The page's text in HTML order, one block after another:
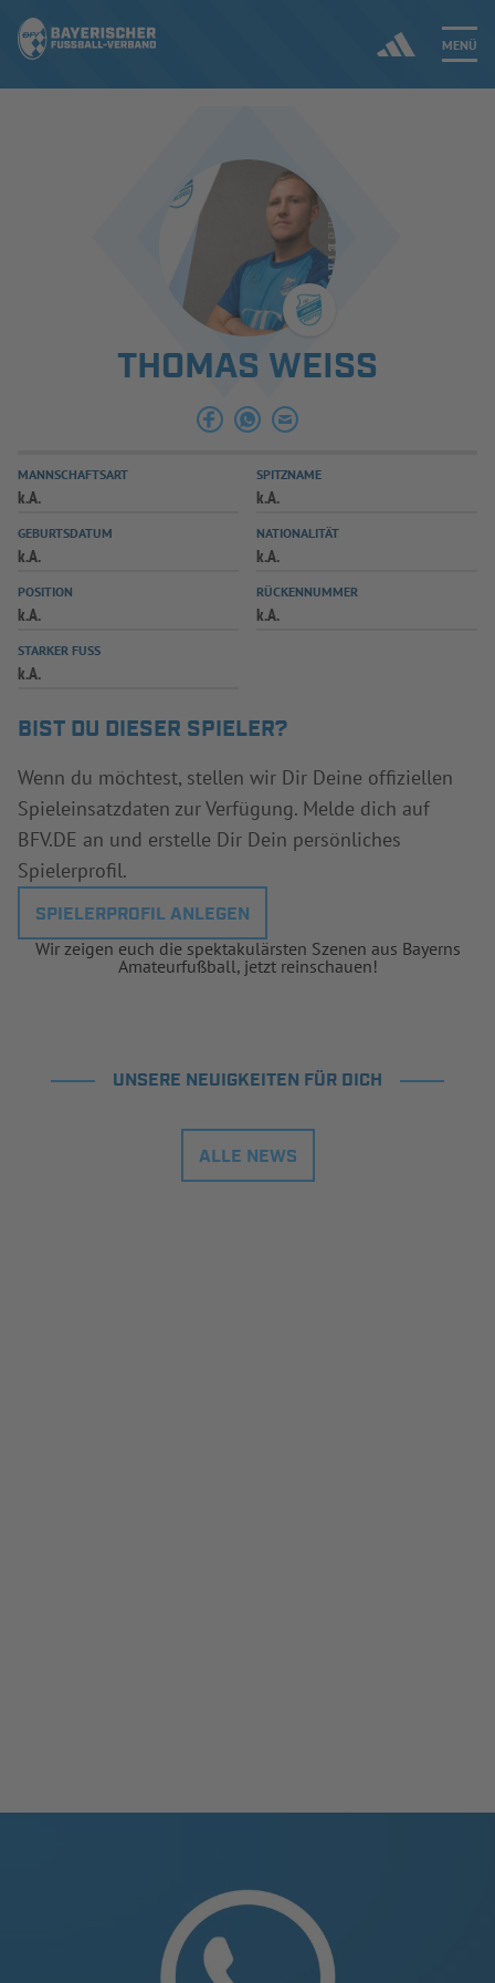
MENÜ
ERGEBNISSE & WETTBEWERBE
SPIELBETRIEB & VERBANDSLEBEN
AUSBILDUNG & FÖRDERUNG
SPIELPLUS
THOMAS WEISS
MANNSCHAFTSART
k.A.
SPITZNAME
k.A.
GEBURTSDATUM
k.A.
NATIONALITÄT
k.A.
POSITION
k.A.
RÜCKENNUMMER
k.A.
STARKER FUSS
k.A.
BIST DU DIESER SPIELER?
Wenn du möchtest, stellen wir Dir Deine offiziellen
Spieleinsatzdaten zur Verfügung. Melde dich auf
BFV.DE an und erstelle Dir Dein persönliches
Spielerprofil.
SPIELERPROFIL ANLEGEN
Wir zeigen euch die spektakulärsten Szenen aus Bayerns
Amateurfußball, jetzt reinschauen!
UNSERE NEUIGKEITEN FÜR DICH
ALLE NEWS